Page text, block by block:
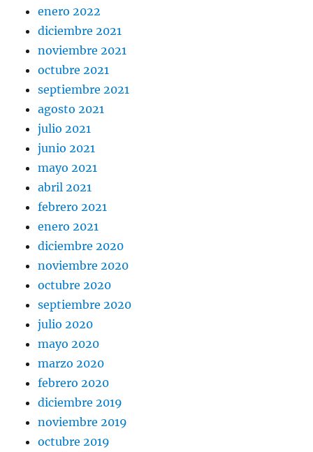
enero 2022
diciembre 2021
noviembre 2021
octubre 2021
septiembre 2021
agosto 2021
julio 2021
junio 2021
mayo 2021
abril 2021
febrero 2021
enero 2021
diciembre 2020
noviembre 2020
octubre 2020
septiembre 2020
julio 2020
mayo 2020
marzo 2020
febrero 2020
diciembre 2019
noviembre 2019
octubre 2019